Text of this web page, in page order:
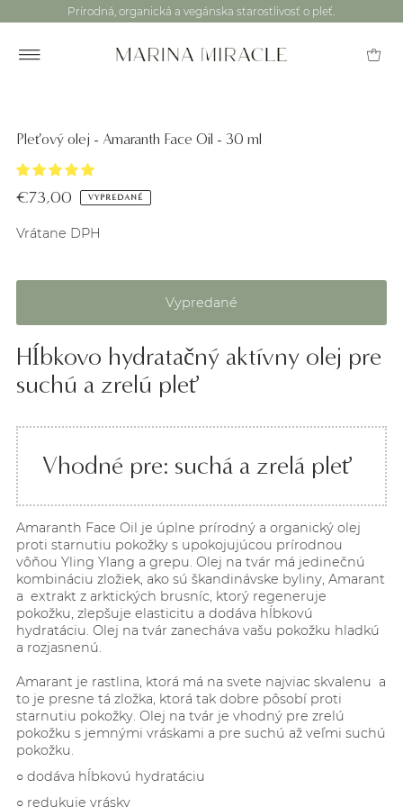
Prírodná, organická a vegánska starostlivosť o pleť.
Pleťový olej - Amaranth Face Oil - 30 ml
€73,00 VYPREDANÉ
Vrátane DPH
Hĺbkovo hydratačný aktívny olej pre
suchú a zrelú pleť
Vhodné pre: suchá a zrelá pleť
Amaranth Face Oil je úplne prírodný a organický olej
proti starnutiu pokožky s upokojujúcou prírodnou
vôňou Yling Ylang a grepu. Olej na tvár má jedinečnú
kombináciu zložiek, ako sú škandinávske byliny, Amarant
a extrakt z arktických brusníc, ktorý regeneruje
pokožku, zlepšuje elasticitu a dodáva hĺbkovú
hydratáciu. Olej na tvár zanecháva vašu pokožku hladkú
a rozjasnenú.
Amarant je rastlina, ktorá má na svete najviac skvalenu a
to je presne tá zložka, ktorá tak dobre pôsobí proti
starnutiu pokožky. Olej na tvár je vhodný pre zrelú
pokožku s jemnými vráskami a pre suchú až veľmi suchú
pokožku.
○ dodáva hĺbkovú hydratáciu
○ redukuje vrásky